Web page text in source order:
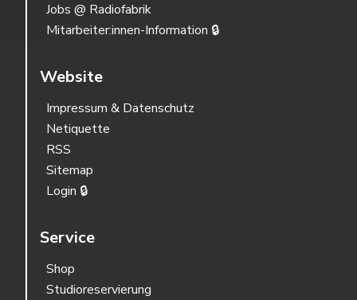
Jobs @ Radiofabrik
Mitarbeiter:innen-Information 🔒
Website
Impressum & Datenschutz
Netiquette
RSS
Sitemap
Login 🔒
Service
Shop
Studioreservierung